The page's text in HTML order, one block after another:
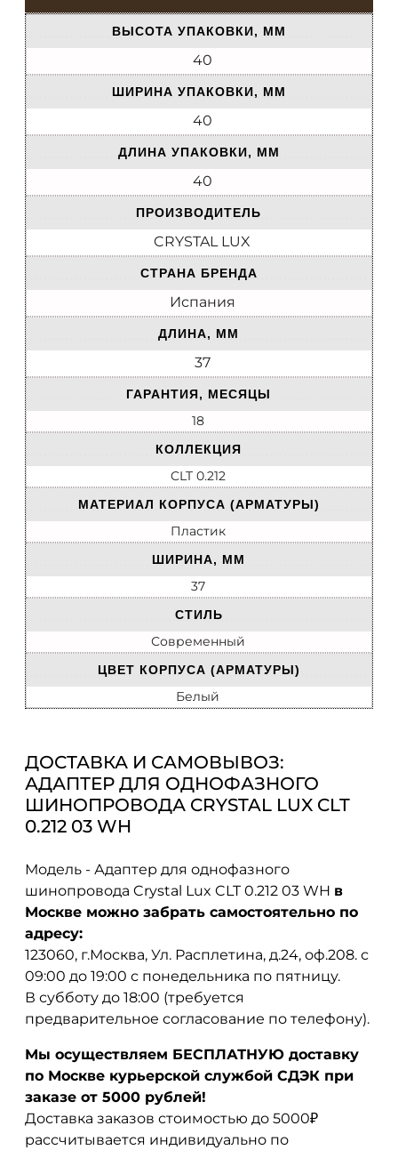
ВЫСОТА УПАКОВКИ, ММ
40
ШИРИНА УПАКОВКИ, ММ
40
ДЛИНА УПАКОВКИ, ММ
40
ПРОИЗВОДИТЕЛЬ
CRYSTAL LUX
СТРАНА БРЕНДА
Испания
ДЛИНА, ММ
37
ГАРАНТИЯ, МЕСЯЦЫ
18
КОЛЛЕКЦИЯ
CLT 0.212
МАТЕРИАЛ КОРПУСА (АРМАТУРЫ)
Пластик
ШИРИНА, ММ
37
СТИЛЬ
Современный
ЦВЕТ КОРПУСА (АРМАТУРЫ)
Белый
ДОСТАВКА И САМОВЫВОЗ:
АДАПТЕР ДЛЯ ОДНОФАЗНОГО
ШИНОПРОВОДА CRYSTAL LUX CLT
0.212 03 WH
Модель - Адаптер для однофазного
шинопровода Crystal Lux CLT 0.212 03 WH в
Москве можно забрать самостоятельно по
адресу:
123060, г.Москва, Ул. Расплетина, д.24, оф.208. с
09:00 до 19:00 с понедельника по пятницу.
В субботу до 18:00 (требуется
предварительное согласование по телефону).
Мы осуществляем БЕСПЛАТНУЮ доставку
по Москве курьерской службой СДЭК при
заказе от 5000 рублей!
Доставка заказов стоимостью до 5000₽
рассчитывается индивидуально по